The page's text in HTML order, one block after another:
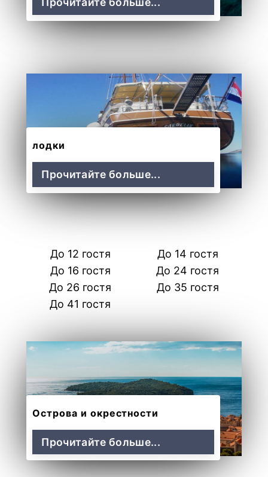
лодки
Прочитайте больше...
До 12 гостя
До 14 гостя
До 16 гостя
До 24 гостя
До 26 гостя
До 35 гостя
До 41 гостя
Острова и окрестности
Прочитайте больше...